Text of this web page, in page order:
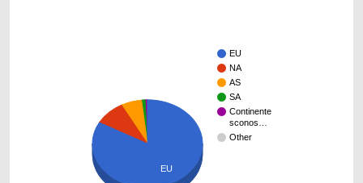
EU
NA
AS
SA
Continente
sconos…
Other
EU